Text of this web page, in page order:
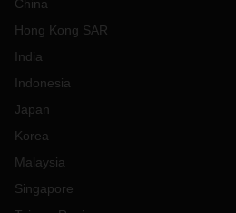
China
Hong Kong SAR
India
Indonesia
Japan
Korea
Malaysia
Singapore